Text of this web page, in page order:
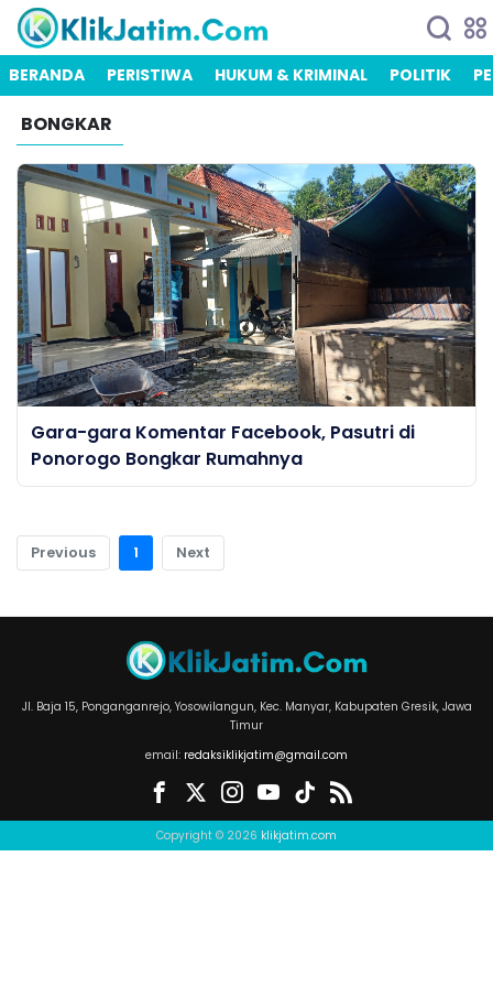
BERANDA PERISTIWA HUKUM & KRIMINAL POLITIK
BONGKAR
Gara-gara Komentar Facebook, Pasutri di
Ponorogo Bongkar Rumahnya
Previous 1 Next
Jl. Baja 15, Ponganganrejo, Yosowilangun, Kec. Manyar, Kabupaten Gresik, Jawa
Timur
email: redaksiklikjatim@gmail.com
Copyright © 2026 klikjatim.com